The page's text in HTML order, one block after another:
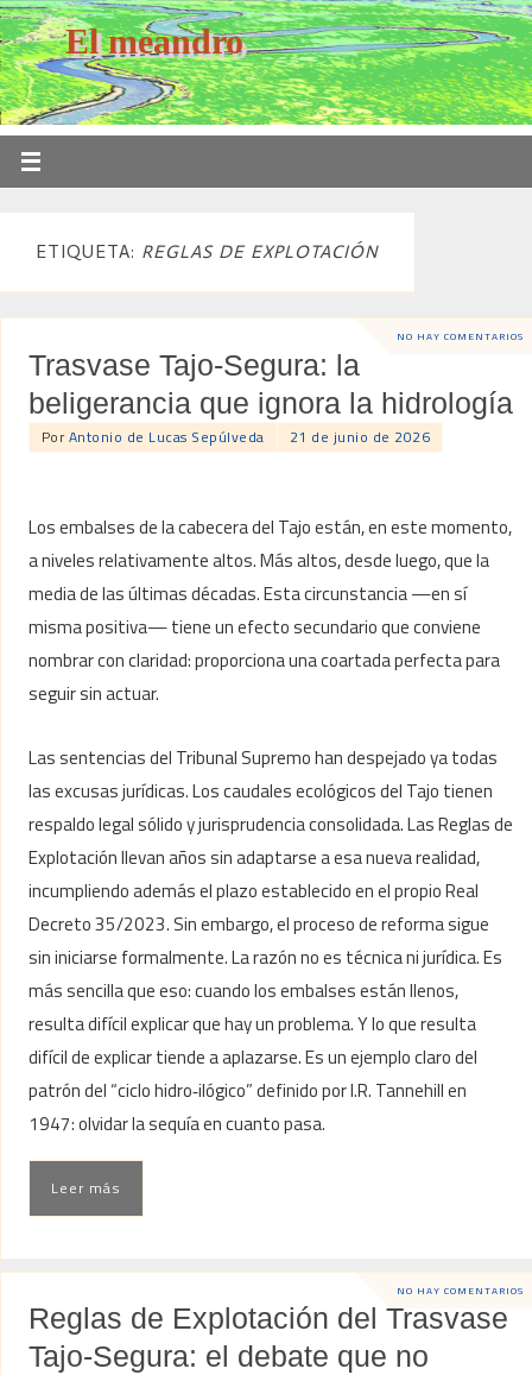
El meandro
ETIQUETA: REGLAS DE EXPLOTACIÓN
NO HAY COMENTARIOS
Trasvase Tajo-Segura: la
beligerancia que ignora la hidrología
PorAntonio de Lucas Sepúlveda 21 de junio de 2026
Los embalses de la cabecera del Tajo están, en este momento,
a niveles relativamente altos. Más altos, desde luego, que la
media de las últimas décadas. Esta circunstancia —en sí
misma positiva— tiene un efecto secundario que conviene
nombrar con claridad: proporciona una coartada perfecta para
seguir sin actuar.
Las sentencias del Tribunal Supremo han despejado ya todas
las excusas jurídicas. Los caudales ecológicos del Tajo tienen
respaldo legal sólido y jurisprudencia consolidada. Las Reglas de
Explotación llevan años sin adaptarse a esa nueva realidad,
incumpliendo además el plazo establecido en el propio Real
Decreto 35/2023. Sin embargo, el proceso de reforma sigue
sin iniciarse formalmente. La razón no es técnica ni jurídica. Es
más sencilla que eso: cuando los embalses están llenos,
resulta difícil explicar que hay un problema. Y lo que resulta
difícil de explicar tiende a aplazarse. Es un ejemplo claro del
patrón del “ciclo hidro‑ilógico” definido por I.R. Tannehill en
1947: olvidar la sequía en cuanto pasa.
Leer más
NO HAY COMENTARIOS
Reglas de Explotación del Trasvase
Tajo-Segura: el debate que no